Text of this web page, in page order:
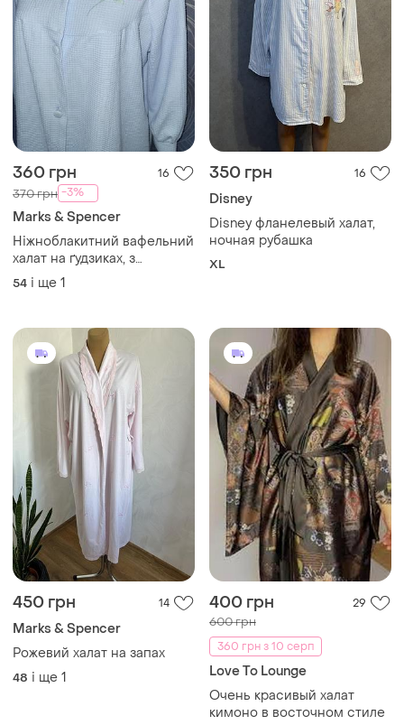
360 грн 16
370 грн -3%
Marks & Spencer
Ніжноблакитний вафельний
халат на ґудзиках, з
кишенями, на грудях
вишивка
54 і ще 1
350 грн 16
Disney
Disney фланелевый халат,
ночная рубашка
XL
450 грн 14
Marks & Spencer
Рожевий халат на запах
48 і ще 1
400 грн 29
600 грн
360 грн з 10 серп
Love To Lounge
Очень красивый халат
кимоно в восточном стиле